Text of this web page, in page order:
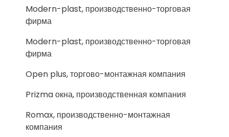
Modern-plast, производственно-торговая
фирма
Modern-plast, производственно-торговая
фирма
Open plus, торгово-монтажная компания
Prizma окна, производственная компания
Romax, производственно-монтажная
компания